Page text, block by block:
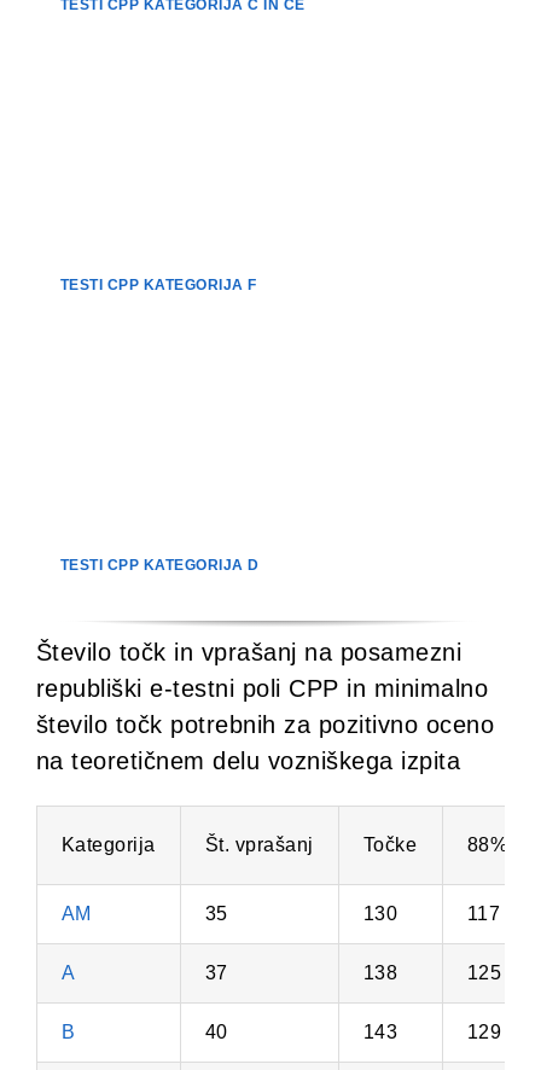
TESTI CPP KATEGORIJA C IN CE
TESTI CPP KATEGORIJA F
TESTI CPP KATEGORIJA D
Število točk in vprašanj na posamezni
republiški e-testni poli CPP in minimalno
število točk potrebnih za pozitivno oceno
na teoretičnem delu vozniškega izpita
Kategorija Št. vprašanj Točke 88%
AM 35 130 117
A 37 138 125
B 40 143 129